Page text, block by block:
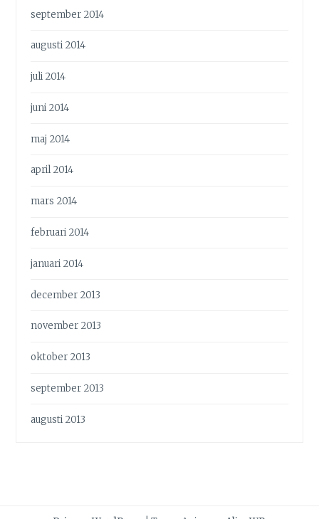
september 2014
augusti 2014
juli 2014
juni 2014
maj 2014
april 2014
mars 2014
februari 2014
januari 2014
december 2013
november 2013
oktober 2013
september 2013
augusti 2013